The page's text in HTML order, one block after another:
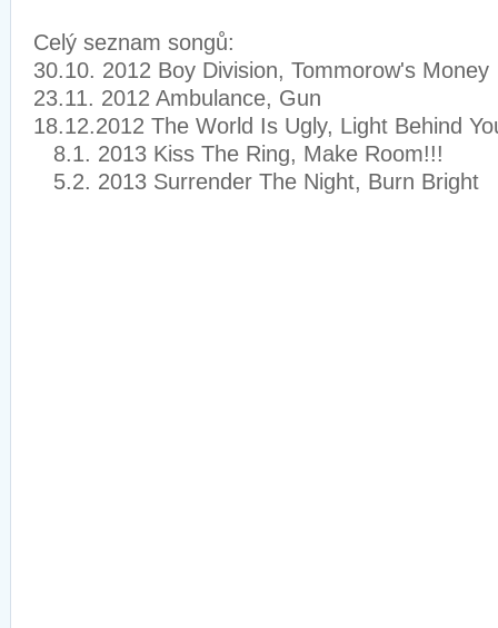
Celý seznam songů:
30.10. 2012 Boy Division, Tommorow's Money
23.11. 2012 Ambulance, Gun
18.12.2012 The World Is Ugly, Light Behind
8.1. 2013 Kiss The Ring, Make Room!!!
5.2. 2013 Surrender The Night, Burn Bright